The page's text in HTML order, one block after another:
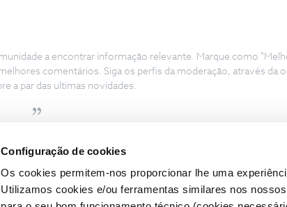
Configuração de cookies
Os cookies permitem-nos proporcionar lhe uma
Utilizamos cookies e/ou ferramentas similares nos
a encontrar informação relevante. Marque como
comentários. Siga os perfis da moderação, através da
a par das ultimas novidades.